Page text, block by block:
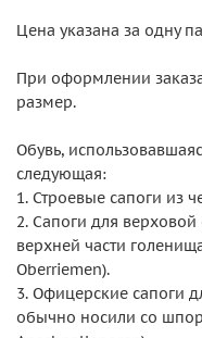
Цена указана за одну
При оформлении
размер.
Обувь,
следующая:
1. Строевые сапоги из
2. Сапоги для
верхней части
Oberriemen).
3. Офицерские сапоги
обычно носили со